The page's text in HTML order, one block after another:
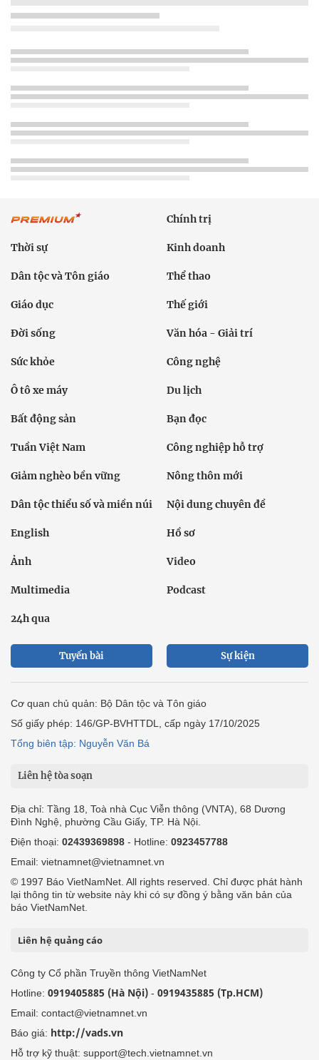
Chính trị
Thời sự Kinh doanh
Dân tộc và Tôn giáo Thể thao
Giáo dục Thế giới
Đời sống Văn hóa - Giải trí
Sức khỏe Công nghệ
Ô tô xe máy Du lịch
Bất động sản Bạn đọc
Tuần Việt Nam Công nghiệp hỗ trợ
Giảm nghèo bền vững Nông thôn mới
Dân tộc thiểu số và miền núi Nội dung chuyên đề
English Hồ sơ
Ảnh Video
Multimedia Podcast
24h qua
Tuyến bài Sự kiện
Cơ quan chủ quản: Bộ Dân tộc và Tôn giáo
Số giấy phép: 146/GP-BVHTTDL, cấp ngày 17/10/2025
Tổng biên tập: Nguyễn Văn Bá
Liên hệ tòa soạn
Địa chỉ: Tầng 18, Toà nhà Cục Viễn thông (VNTA), 68 Dương
Đình Nghệ, phường Cầu Giấy, TP. Hà Nội.
Điện thoại: 02439369898 - Hotline: 0923457788
Email: vietnamnet@vietnamnet.vn
© 1997 Báo VietNamNet. All rights reserved. Chỉ được phát hành
lại thông tin từ website này khi có sự đồng ý bằng văn bản của
báo VietNamNet.
Liên hệ quảng cáo
Công ty Cổ phần Truyền thông VietNamNet
Hotline: 0919405885 (Hà Nội) - 0919435885 (Tp.HCM)
Email: contact@vietnamnet.vn
Báo giá: http://vads.vn
Hỗ trợ kỹ thuật: support@tech.vietnamnet.vn